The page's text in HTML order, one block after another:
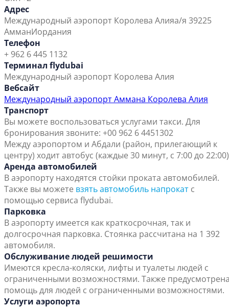
Адрес
Международный аэропорт Королева Алияа/я 39225
АмманИордания
Телефон
+ 962 6 445 1132
Терминал flydubai
Международный аэропорт Королева Алия
Вебсайт
Международный аэропорт Аммана Королева Алия
Транспорт
Вы можете воспользоваться услугами такси. Для
бронирования звоните: +00 962 6 4451302
Между аэропортом и Абдали (район, прилегающий к
центру) ходит автобус (каждые 30 минут, с 7:00 до
Аренда автомобилей
В аэропорту находятся стойки проката автомобилей.
Также вы можете взять автомобиль напрокат с
помощью сервиса flydubai.
Парковка
В аэропорту имеется как краткосрочная, так и
долгосрочная парковка. Стоянка рассчитана на 1 392
автомобиля.
Обслуживание людей решимости
Имеются кресла-коляски, лифты и туалеты людей с
ограниченными возможностями. Также
помощь для людей с ограниченными возможностями.
Услуги аэропорта